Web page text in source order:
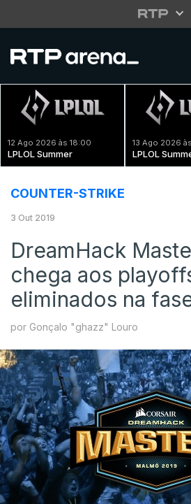
12 Ago 2026 às 18:00
LPLOL Summer
13 Ago 2026
LPLOL
COUNTER-STRIKE
3 Out 2019
DreamHack
chega aos
eliminados na
por Gonçalo "ghazz" Louro